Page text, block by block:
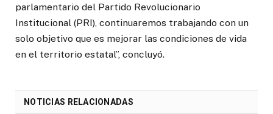
parlamentario del Partido Revolucionario
Institucional (PRI), continuaremos trabajando con un
solo objetivo que es mejorar las condiciones de vida
en el territorio estatal”, concluyó.
NOTICIAS RELACIONADAS